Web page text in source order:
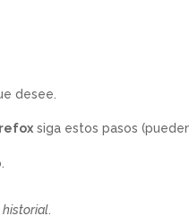
desee.
siga estos pasos
historial